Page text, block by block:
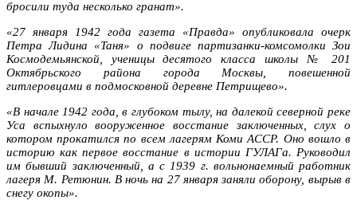
бросили туда несколько гранат».
«27 января 1942 года газета «Правда» опубликовала очерк
Петра Лидина «Таня» о подвиге партизанки-комсомолки Зои
Космодемьянской, ученицы десятого класса школы № 201
Октябрьского района города Москвы, повешенной
гитлеровцами в подмосковной деревне Петрищево».
«В начале 1942 года, в глубоком тылу, на далекой северной реке
Уса вспыхнуло вооруженное восстание заключенных, слух о
котором прокатился по всем лагерям Коми АССР. Оно вошло в
историю как первое восстание в истории ГУЛАГа. Руководил
им бывший заключенный, а с 1939 г. вольнонаемный работник
лагеря М. Ретюнин. В ночь на 27 января заняли оборону, вырыв в
снегу окопы».